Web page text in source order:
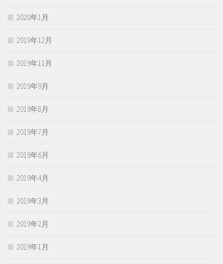
2020年1月
2019年12月
2019年11月
2019年9月
2019年8月
2019年7月
2019年6月
2019年4月
2019年3月
2019年2月
2019年1月